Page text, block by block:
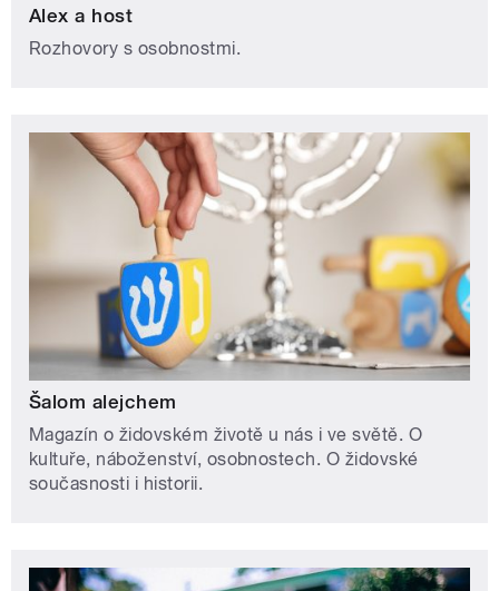
Alex a host
Rozhovory s osobnostmi.
Šalom alejchem
Magazín o židovském životě u nás i ve světě. O
kultuře, náboženství, osobnostech. O židovské
současnosti i historii.